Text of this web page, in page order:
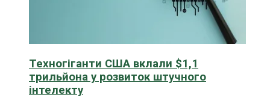
Техногіганти США вклали $1,1
трильйона у розвиток штучного
інтелекту